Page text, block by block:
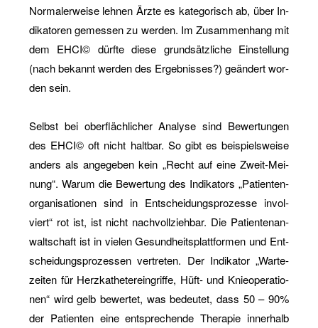
Nor­ma­ler­wei­se leh­nen Ärzte es ka­te­go­risch ab, über In­
di­ka­to­ren ge­mes­sen zu wer­den. Im Zu­sam­men­hang mit
dem EHCI© dürf­te diese grund­sätz­li­che Ein­stel­lung
(nach be­kannt wer­den des Er­geb­nis­ses?) ge­än­dert wor­
den sein.
Selbst bei ober­fläch­li­cher Ana­ly­se sind Be­wer­tun­gen
des EHCI© oft nicht halt­bar. So gibt es bei­spiels­wei­se
an­ders als an­ge­ge­ben kein „Recht auf eine Zweit-Mei­
nung“. Warum die Be­wer­tung des In­di­ka­tors „Pa­ti­en­ten­
or­ga­ni­sa­tio­nen sind in Ent­schei­dungs­pro­zes­se in­vol­
viert“ rot ist, ist nicht nach­voll­zieh­bar. Die Pa­ti­en­ten­an­
walt­schaft ist in vie­len Ge­sund­heits­platt­for­men und Ent­
schei­dungs­pro­zes­sen ver­tre­ten. Der In­di­ka­tor „War­te­
zei­ten für Herz­ka­the­terein­grif­fe, Hüft- und Knie­ope­ra­tio­
nen“ wird gelb be­wer­tet, was be­deu­tet, dass 50 – 90%
der Pa­ti­en­ten eine ent­spre­chen­de The­ra­pie in­ner­halb